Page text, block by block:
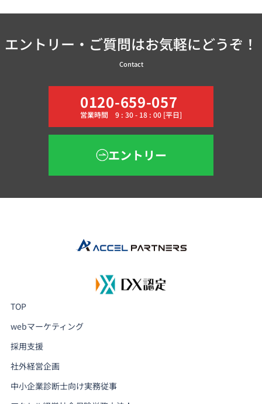
エントリー・ご質問はお気軽にどうぞ！
Contact
0120-659-057
営業時間 9 : 30 - 18 : 00 [平日]
エントリー
TOP
webマーケティング
採用支援
社外経営企画
中小企業診断士向け実務従事